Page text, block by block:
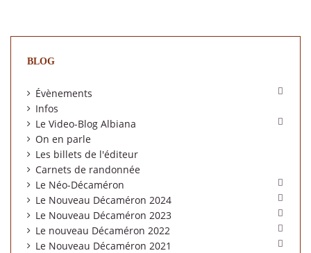
BLOG
Évènements 
Infos
Le Video-Blog Albiana

On en parle
Les billets de l'éditeur
Carnets de randonnée
Le Néo-Décaméron

Le Nouveau Décaméron 2024 
Le Nouveau Décaméron 2023 
Le nouveau Décaméron 2022 
Le Nouveau Décaméron 2021 